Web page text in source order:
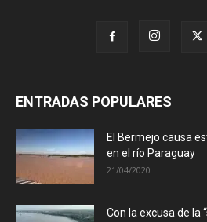
ENTRADAS POPULARES
El Bermejo causa
en el río Paraguay
21/04/2020
Con la excusa de la